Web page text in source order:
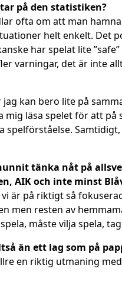
på den statistiken?
ofta om att man
helt enkelt. Det
har spelat lite
varningar, det är inte
kan bero lite på
mig läsa spelet för att
spelförståelse.
tänka nåt på
AIK och inte minst
vi är på riktigt så
men resten av
måste vilja spela,
än ett lag som på
en riktig utmaning